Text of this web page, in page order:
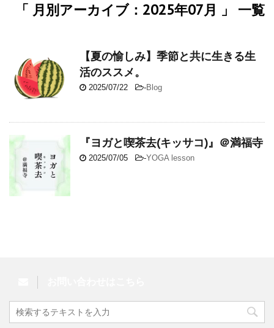
「 月別アーカイブ：2025年07月 」 一覧
【夏の愉しみ】季節と共に生きる生
活のススメ。
2025/07/22 -Blog
『ヨガと喫茶去(キッサコ)』＠満福寺
2025/07/05 -YOGA lesson